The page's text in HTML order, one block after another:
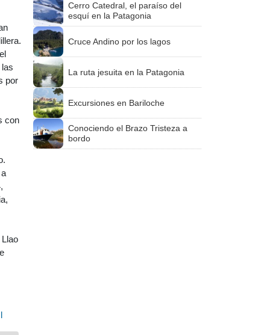
por
con
Cerro Catedral, el paraíso del
esquí en la Patagonia
Cruce Andino por los lagos
La ruta jesuita en la Patagonia
Excursiones en Bariloche
Conociendo el Brazo Tristeza a
bordo